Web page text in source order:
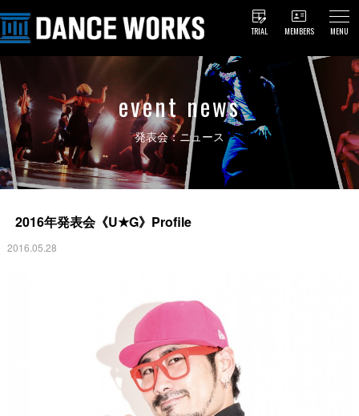
TRIAL MEMBERS MENU
event news
発表会：ニュース
2016年発表会《U★G》Profile
2016.05.28